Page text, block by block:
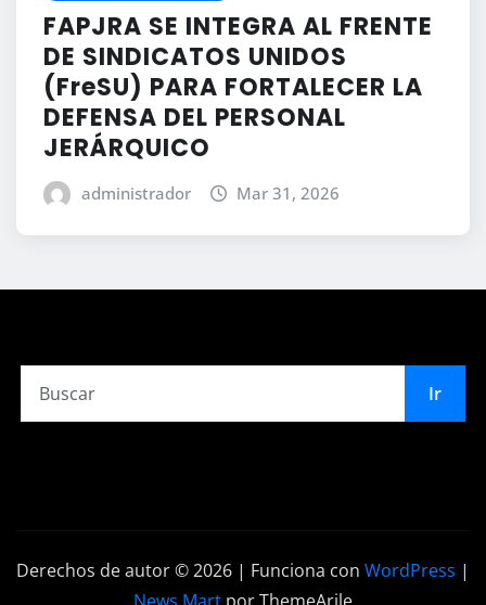
FAPJRA SE INTEGRA AL FRENTE
DE SINDICATOS UNIDOS
(FreSU) PARA FORTALECER LA
DEFENSA DEL PERSONAL
JERÁRQUICO
administrador Mar 31, 2026
Ir
Derechos de autor © 2026 | Funciona con WordPress |